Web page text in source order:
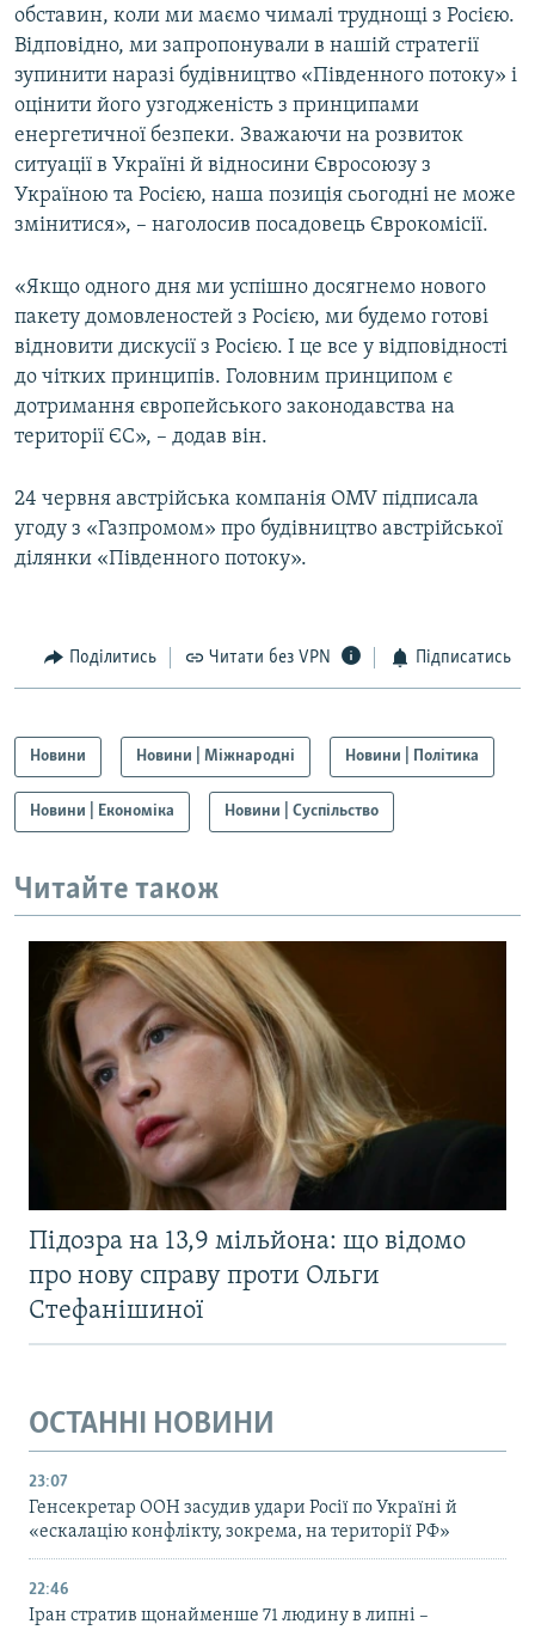
Усі сайти RFE/RL
обставин, коли ми маємо чималі труднощі з Росією.
Відповідно, ми запропонували в нашій стратегії
зупинити наразі будівництво «Південного потоку» і
оцінити його узгодженість з принципами
енергетичної безпеки. Зважаючи на розвиток
ситуації в Україні й відносини Євросоюзу з
Україною та Росією, наша позиція сьогодні не може
змінитися», – наголосив посадовець Єврокомісії.
«Якщо одного дня ми успішно досягнемо нового
пакету домовленостей з Росією, ми будемо готові
відновити дискусії з Росією. І це все у відповідності
до чітких принципів. Головним принципом є
дотримання європейського законодавства на
території ЄС», – додав він.
24 червня австрійська компанія OMV підписала
угоду з «Газпромом» про будівництво австрійської
ділянки «Південного потоку».
Поділитись Читати без VPN Підписатись
Новини Новини | Міжнародні Новини | Політика
Новини | Економіка Новини | Суспільство
Читайте також
Підозра на 13,9 мільйона: що відомо
про нову справу проти Ольги
Стефанішиної
ОСТАННІ НОВИНИ
23:07
Генсекретар ООН засудив удари Росії по Україні й
«ескалацію конфлікту, зокрема, на території РФ»
22:46
Іран стратив щонайменше 71 людину в липні –